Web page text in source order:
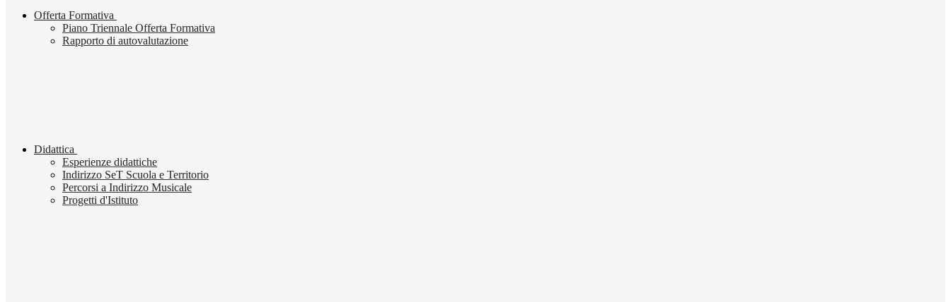
Offerta Formativa
Piano Triennale Offerta Formativa
Rapporto di autovalutazione
Didattica
Esperienze didattiche
Indirizzo SeT Scuola e Territorio
Percorsi a Indirizzo Musicale
Progetti d'Istituto